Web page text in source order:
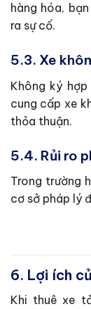
hàng hóa,
ra sự cố.
5.3. Xe
Không ký
cung cấp xe
thỏa thuận.
5.4. Rủi ro
Trong trường
cơ sở pháp lý
6. Lợi ích
Khi thuê xe